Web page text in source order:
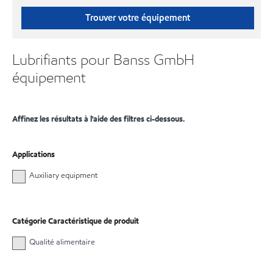
Trouver votre équipement
Lubrifiants pour Banss GmbH
équipement
Affinez les résultats à l'aide des filtres ci-dessous.
Applications
Auxiliary equipment
Catégorie Caractéristique de produit
Qualité alimentaire